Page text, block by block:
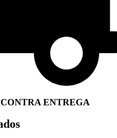
ENTREGA